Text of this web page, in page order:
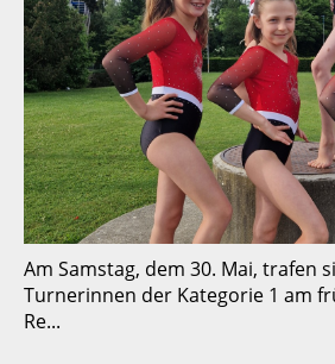
Am Samstag, dem 30. Mai, trafen
Turnerinnen der Kategorie 1 am
Re...